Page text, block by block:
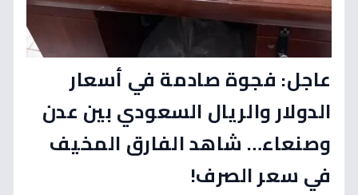
عاجل: فجوة صادمة في أسعار
الدولار والريال السعودي بين عدن
وصنعاء… شاهد الفارق المخيف
في سعر الصرف!